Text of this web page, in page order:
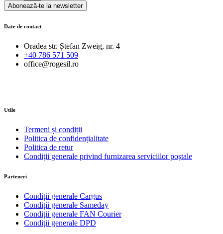
Abonează-te la newsletter
Date de contact
Oradea str. Ștefan Zweig, nr. 4
+40 786 571 509
office@rogesil.ro
Utile
Termeni și condiții
Politica de confidențialitate
Politica de retur
Condiţii generale privind furnizarea serviciilor poştale
Parteneri
Condiții generale Cargus
Condiții generale Sameday
Condiții generale FAN Courier
Condiții generale DPD